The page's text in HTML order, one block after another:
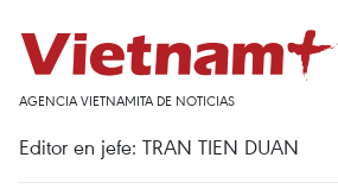
AGENCIA VIETNAMITA DE NOTICIAS
Editor en jefe: TRAN TIEN DUAN